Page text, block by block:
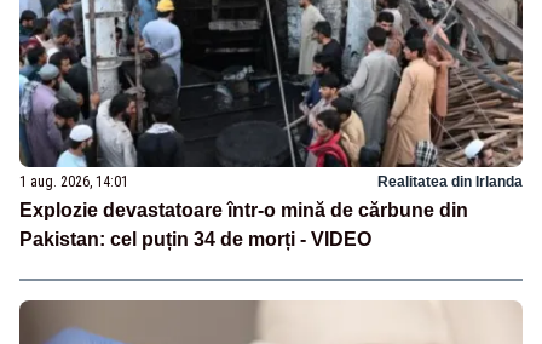
1 aug. 2026, 14:01 Realitatea din Irlanda
Explozie devastatoare într-o mină de cărbune din
Pakistan: cel puțin 34 de morți - VIDEO